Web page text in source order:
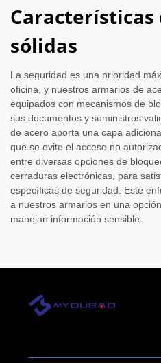
Características
sólidas
La seguridad es una prioridad
oficina, y nuestros armarios de
equipados con mecanismos de
sus documentos y suministros
de acero aporta una capa
que se evite el acceso no
entre diversas opciones de
cerraduras electrónicas, para
específicas de seguridad. Este
a nuestros armarios en una
manejan información sensible.